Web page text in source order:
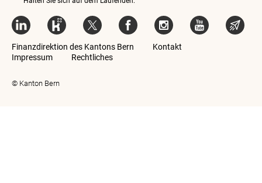
© Kanton Bern
Finanzdirektion des Kantons Bern
Kontakt
Impressum
Rechtliches